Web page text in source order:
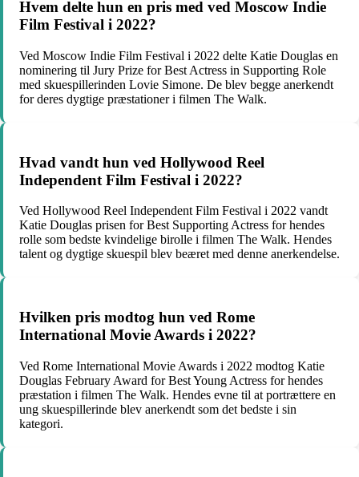
Hvem delte hun en pris med ved Moscow Indie
Film Festival i 2022?
Ved Moscow Indie Film Festival i 2022 delte Katie Douglas en
nominering til Jury Prize for Best Actress in Supporting Role
med skuespillerinden Lovie Simone. De blev begge anerkendt
for deres dygtige præstationer i filmen The Walk.
Hvad vandt hun ved Hollywood Reel
Independent Film Festival i 2022?
Ved Hollywood Reel Independent Film Festival i 2022 vandt
Katie Douglas prisen for Best Supporting Actress for hendes
rolle som bedste kvindelige birolle i filmen The Walk. Hendes
talent og dygtige skuespil blev beæret med denne anerkendelse.
Hvilken pris modtog hun ved Rome
International Movie Awards i 2022?
Ved Rome International Movie Awards i 2022 modtog Katie
Douglas February Award for Best Young Actress for hendes
præstation i filmen The Walk. Hendes evne til at portrættere en
ung skuespillerinde blev anerkendt som det bedste i sin
kategori.